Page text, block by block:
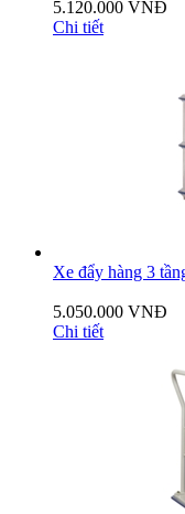
5.120.000 VNĐ
Chi tiết
Xe đẩy hàng 3
5.050.000 VNĐ
Chi tiết